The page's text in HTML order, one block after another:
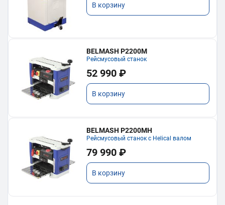
В корзину
BELMASH P2200M
Рейсмусовый станок
52 990 ₽
В корзину
BELMASH P2200MH
Рейсмусовый станок с Helical валом
79 990 ₽
В корзину